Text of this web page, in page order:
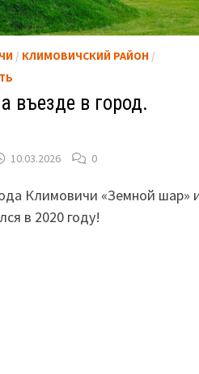
/ КЛИМОВИЧСКИЙ РАЙОН/
въезде в город.
10.03.2026 0
Климовичи «Земной шар»
в 2020 году!